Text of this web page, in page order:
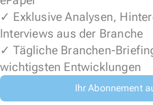
✓ Exklusive Analysen,
Interviews aus der Branche
✓ Tägliche Branchen-
wichtigsten Entwicklungen
Ihr Abonnement